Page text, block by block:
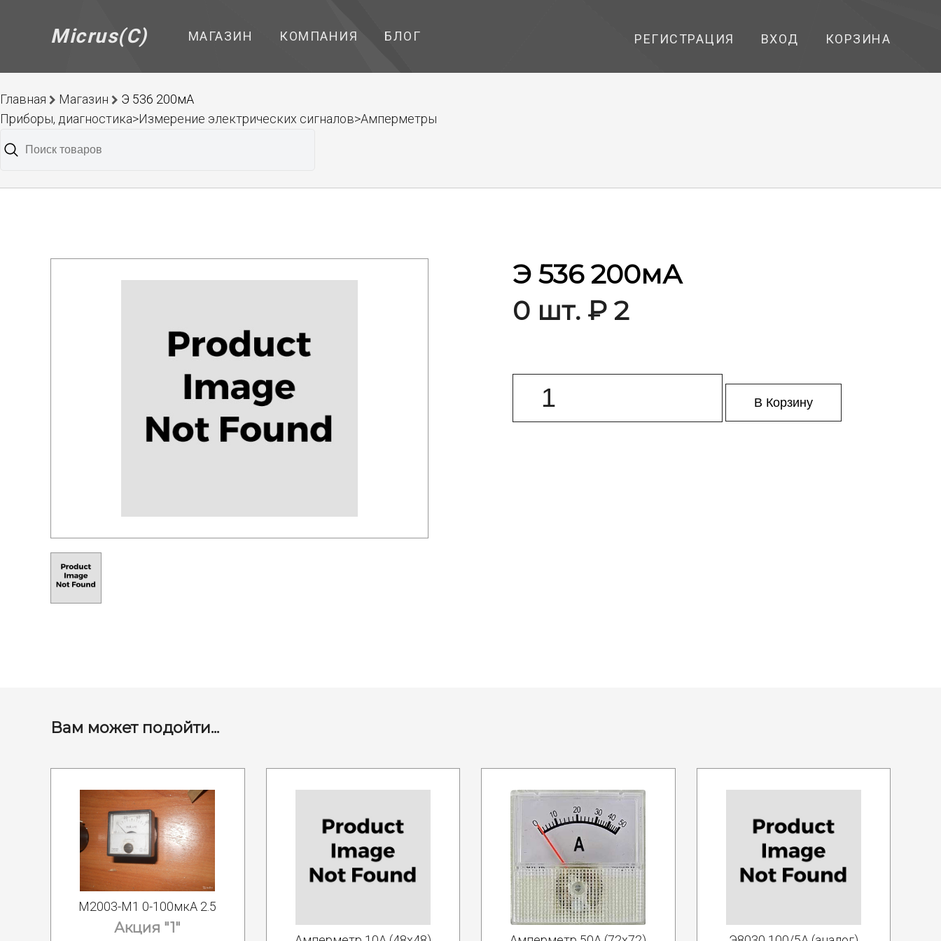
Micrus(C) МАГАЗИН КОМПАНИЯ БЛОГ РЕГИСТРАЦИЯ ВХОД КОРЗИНА
Главная Магазин
Э 536 200мА
Приборы, диагностика>Измерение электрических сигналов>Амперметры
Э 536 200мА
0 шт. ₽ 2
В Корзину
Вам может подойти...
М2003-М1 0-100мкА 2.5
Акция "1"